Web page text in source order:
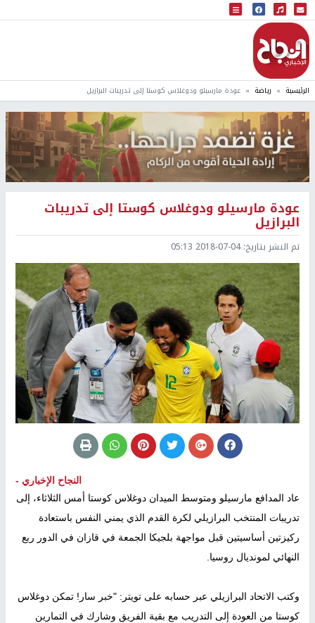
البث المباشر
إذاعة النجاح
الرئيسية رياضة عودة مارسيلو ودوغلاس كوستا إلى تدريبات البرازيل
عودة مارسيلو ودوغلاس كوستا إلى تدريبات
البرازيل
تم النشر بتاريخ:2018-07-04 05:13
النجاح الإخباري -
عاد المدافع مارسيلو ومتوسط الميدان دوغلاس كوستا أمس الثلاثاء، إلى
تدريبات المنتخب البرازيلي لكرة القدم الذي يمني النفس باستعادة
ركيزتين أساسيتين قبل مواجهة بلجيكا الجمعة في قازان في الدور ربع
النهائي لمونديال روسيا.
وكتب الاتحاد البرازيلي عبر حسابه على تويتر: "خبر سار! تمكن دوغلاس
كوستا من العودة إلى التدريب مع بقية الفريق وشارك في التمارين